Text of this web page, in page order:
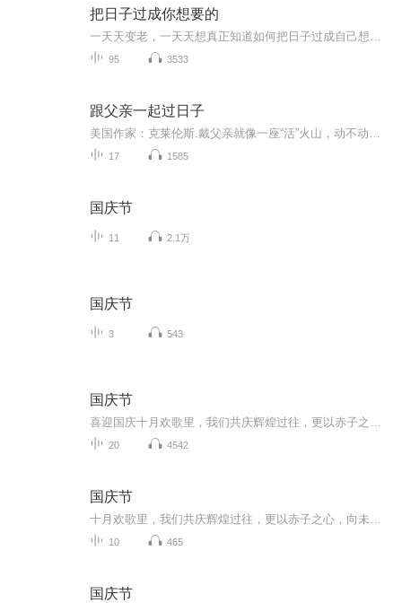
把日子过成你想要的
95 3533
跟父亲一起过日子
17 1585
国庆节
11 2.1万
国庆节
3 543
国庆节
20 4542
国庆节
10 465
国庆节